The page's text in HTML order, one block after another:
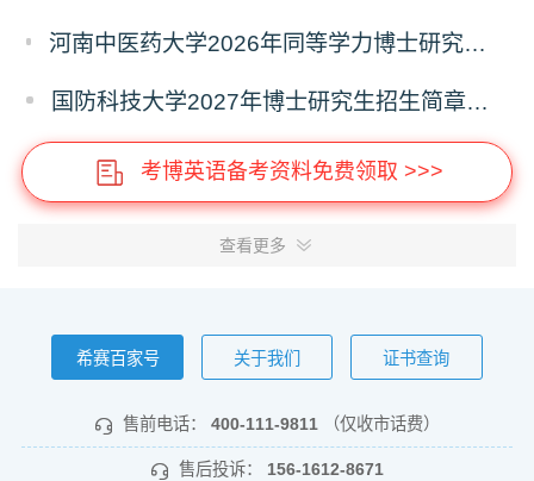
河南中医药大学2026年同等学力博士研究生招生拟进入复试人员名单公示
国防科技大学2027年博士研究生招生简章（预发版）
考博英语备考资料免费领取 >>>
查看更多
希赛百家号 关于我们 证书查询
售前电话： 400-111-9811 （仅收市话费）
售后投诉： 156-1612-8671